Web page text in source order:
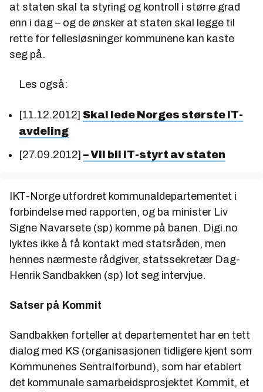
at staten skal ta styring og kontroll i større grad
enn i dag – og de ønsker at staten skal legge til
rette for fellesløsninger kommunene kan kaste
seg på.
Les også:
[11.12.2012] Skal lede Norges største IT-
avdeling
[27.09.2012] – Vil bli IT-styrt av staten
IKT-Norge utfordret kommunaldepartementet i
forbindelse med rapporten, og ba minister Liv
Signe Navarsete (sp) komme på banen. Digi.no
lyktes ikke å få kontakt med statsråden, men
hennes nærmeste rådgiver, statssekretær Dag-
Henrik Sandbakken (sp) lot seg intervjue.
Satser på Kommit
Sandbakken forteller at departementet har en tett
dialog med KS (organisasjonen tidligere kjent som
Kommunenes Sentralforbund), som har etablert
det kommunale samarbeidsprosjektet Kommit, et